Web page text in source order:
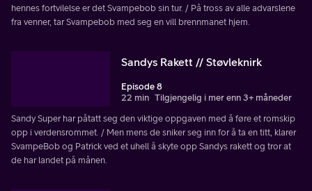
hennes fortvilelse er det Svampebob sin tur. / På tross av alle advarslene
fra venner, tar Svampebob med seg en vill brennmanet hjem.
Sandys Rakett // Støvleknirk
Episode 8
22 min Tilgjengelig i mer enn 3+ måneder
Sandy Super har påtatt seg den viktige oppgaven med å føre et romskip
opp i verdensrommet. / Men mens de sniker seg inn for å ta en titt, klarer
SvampeBob og Patrick ved et uhell å skyte opp Sandys rakett og tror at
de har landet på månen.